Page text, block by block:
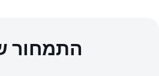
התמחור